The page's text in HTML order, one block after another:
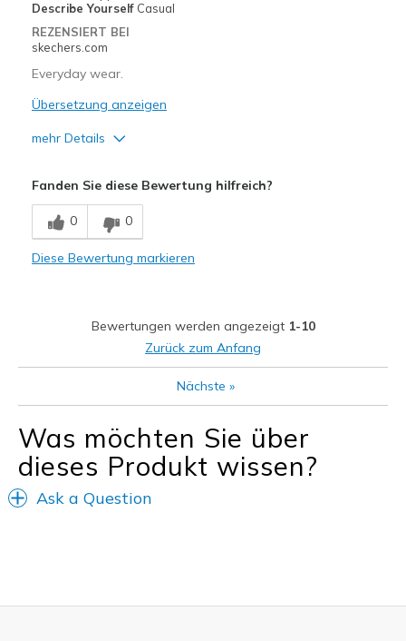
Sizing
View On Shoes
Shoes are for Wearing
Describe Yourself Casual
REZENSIERT BEI
skechers.com
Everyday wear.
Übersetzung anzeigen
mehr Details
Comfortable
Stylish
Casual Wear
Going Out
Special Occasions
Travel
Width
Feels true to width
Sizing
Feels true to size
Fanden Sie diese Bewertung hilfreich?
0 0
Diese Bewertung markieren
Bewertungen werden angezeigt 1-10
Zurück zum Anfang
Nächste »
Was möchten Sie über
dieses Produkt wissen?
Ask a Question